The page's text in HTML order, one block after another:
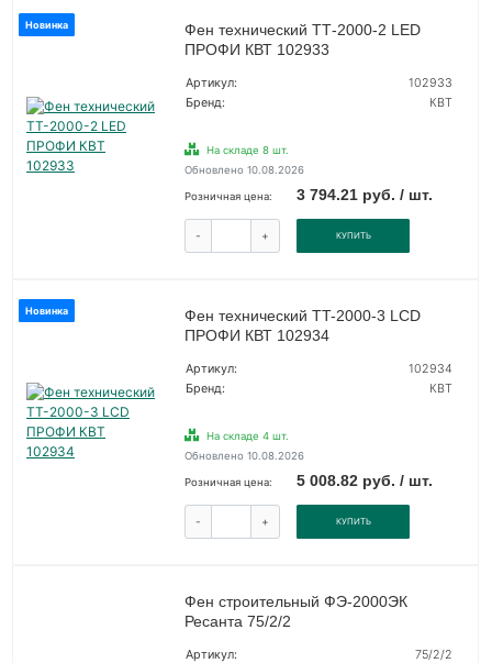
Новинка
Фен технический ТТ-2000-2 LED
ПРОФИ КВТ 102933
Артикул:
102933
Бренд:
КВТ
На складе 8 шт.
Обновлено 10.08.2026
Розничная цена: 3 794.21 руб. / шт.
- + КУПИТЬ
Новинка
Фен технический TT-2000-3 LCD
ПРОФИ КВТ 102934
Артикул:
102934
Бренд:
КВТ
На складе 4 шт.
Обновлено 10.08.2026
Розничная цена: 5 008.82 руб. / шт.
- + КУПИТЬ
Фен строительный ФЭ-2000ЭК
Ресанта 75/2/2
Артикул:
75/2/2